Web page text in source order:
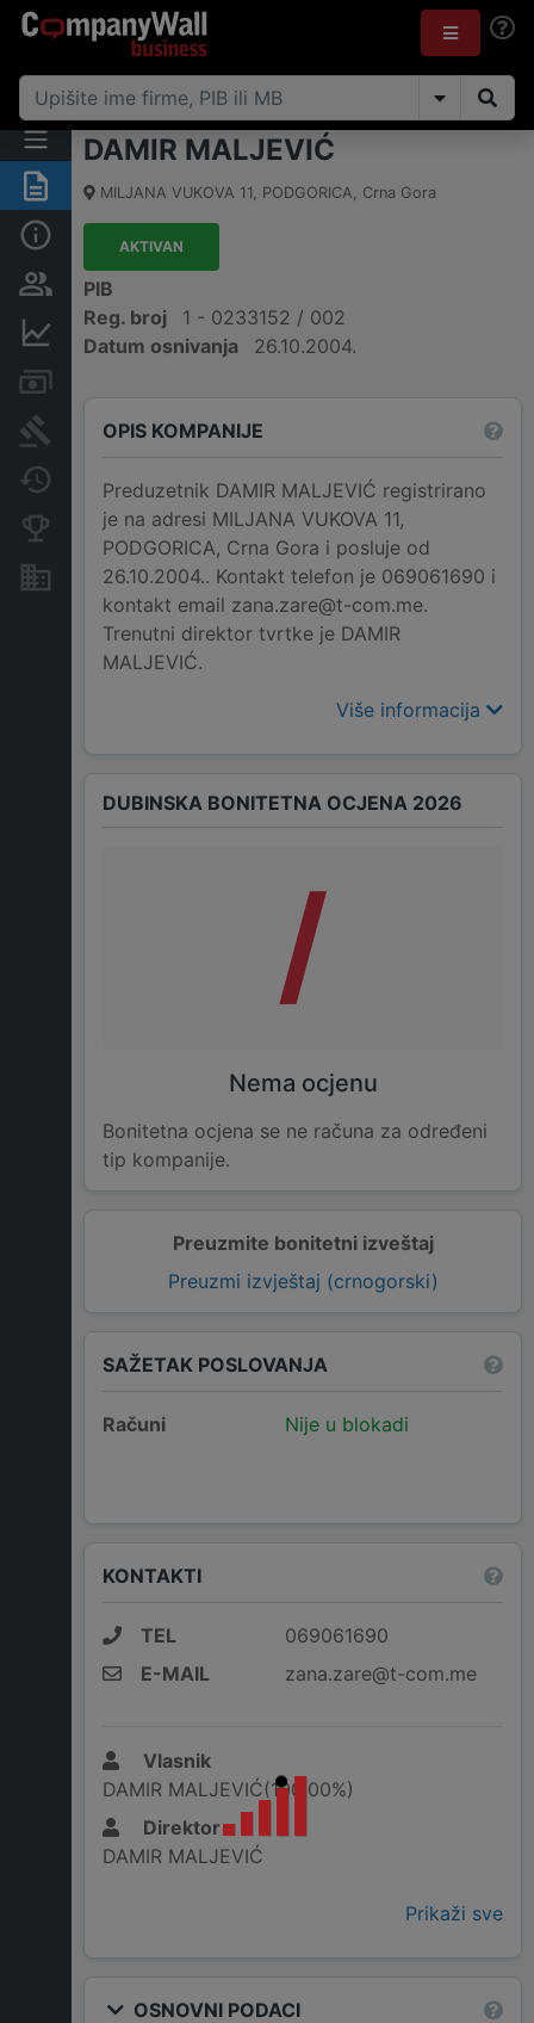
Sažetak
Osobe i vlasništvo
Finansijski podaci
Arhiva sudskih objava
Promjene
Konkurentne kompanije
Nekretnine i imovina
DAMIR MALJEVIĆ
MILJANA VUKOVA 11, PODGORICA, Crna Gora
AKTIVAN
PIB
Reg. broj
1 - 0233152 / 002
Datum osnivanja
26.10.2004.
OPIS KOMPANIJE
Preduzetnik DAMIR MALJEVIĆ registrirano
je na adresi MILJANA VUKOVA 11,
PODGORICA, Crna Gora i posluje od
26.10.2004.. Kontakt telefon je 069061690 i
kontakt email zana.zare@t-com.me.
Trenutni direktor tvrtke je DAMIR
MALJEVIĆ.
Više informacija
Preuzmite bonitetni izveštaj
Preuzmi izvještaj (crnogorski)
DUBINSKA BONITETNA OCJENA 2026
/
Nema ocjenu
Bonitetna ocjena se ne računa za određeni
tip kompanije.
SAŽETAK POSLOVANJA
Računi Nije u blokadi
KONTAKTI
TEL
069061690
E-MAIL
zana.zare@t-com.me
Vlasnik
DAMIR MALJEVIĆ(100,00%)
Direktor
DAMIR MALJEVIĆ
Prikaži sve
OSNOVNI PODACI